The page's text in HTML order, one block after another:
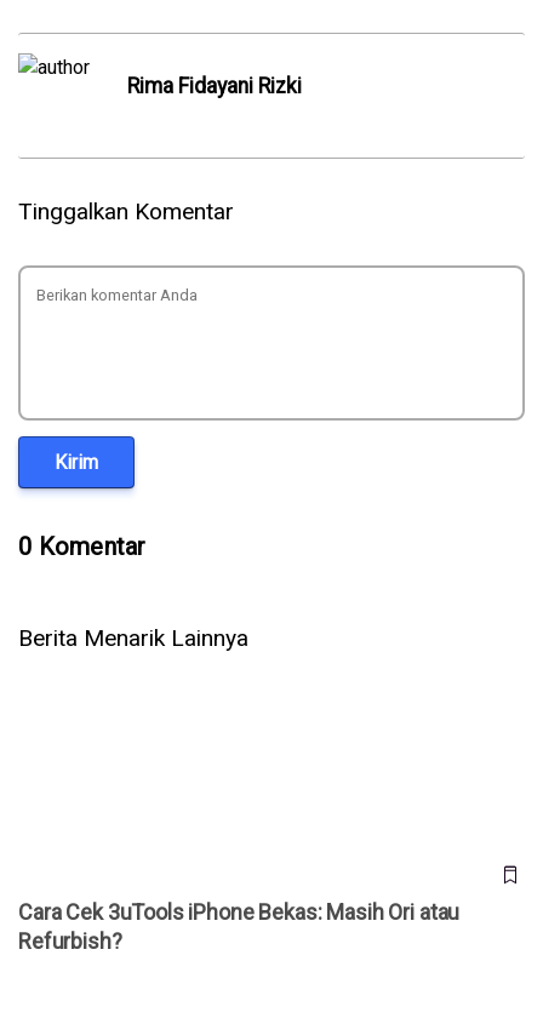
Rima Fidayani Rizki
Tinggalkan Komentar
Kirim
0 Komentar
Berita Menarik Lainnya
Cara Cek 3uTools iPhone Bekas: Masih Ori atau
Refurbish?